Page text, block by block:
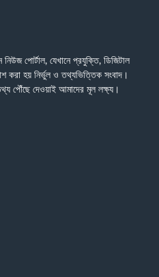
পোর্টাল, যেখানে প্রযুক্তি, ডিজিটাল
করা হয় নির্ভুল ও তথ্যভিত্তিক সংবাদ।
পৌঁছে দেওয়াই আমাদের মূল লক্ষ্য।